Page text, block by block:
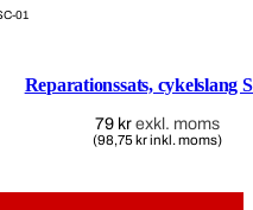
Reparationssats, cykelslang
79 kr exkl. moms
(98,75 kr inkl. moms)